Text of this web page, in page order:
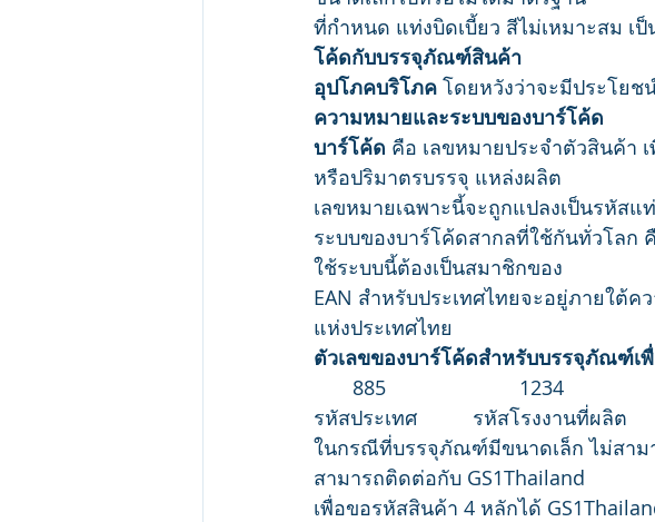
ที่กำหนด แท่งบิดเบี้ยว สีไม่เหมาะสม เ
โค้ดกับบรรจุภัณฑ์สินค้า
อุปโภคบริโภค โดยหวังว่าจะมีประโยช
ความหมายและระบบของบาร์โค้ด
บาร์โค้ด คือ เลขหมายประจำตัวสินค้า
หรือปริมาตรบรรจุ แหล่งผลิต
เลขหมายเฉพาะนี้จะถูกแปลงเป็นรหัส
ระบบของบาร์โค้ดสากลที่ใช้กันทั่วโลก
ใช้ระบบนี้ต้องเป็นสมาชิกของ
EAN สำหรับประเทศไทยจะอยู่ภายใต้
แห่งประเทศไทย
ตัวเลขของบาร์โค้ดสำหรับบรรจุภัณฑ์เ
885                        1234
รหัสประเทศ          รหัสโรงงานที่ผลิต
ในกรณีที่บรรจุภัณฑ์มีขนาดเล็ก ไม่สาม
สามารถติดต่อกับ GS1Thailand
เพื่อขอรหัสสินค้า 4 หลักได้